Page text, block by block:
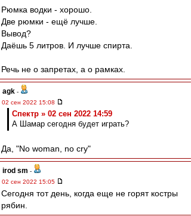
Рюмка водки - хорошо.
Две рюмки - ещё лучше.
Вывод?
Даёшь 5 литров. И лучше спирта.
Речь не о запретах, а о рамках.
agk -
02 сен 2022 15:08
Спектр » 02 сен 2022 14:59
А Шамар сегодня будет играть?
Да, "No woman, no cry"
irod sm -
02 сен 2022 15:05
Сегодня тот день, когда еще не горят костры
рябин.